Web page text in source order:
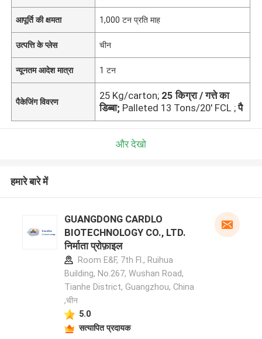
आपूर्ति की क्षमता 1,000 टन प्रति माह
उत्पत्ति के प्लेस चीन
न्यूनतम आदेश मात्रा 1 टन
पैकेजिंग विवरण
25 Kg/carton; 25 किग्रा / गत्ते का
डिब्बा; Palleted 13 Tons/20' FCL ; पै
और देखो
हमारे बारे में
GUANGDONG CARDLO
BIOTECHNOLOGY CO., LTD.
निर्माता प्रोफ़ाइल
Room E&F, 7th Fl., Ruihua
Building, No.267, Wushan Road,
Tianhe District, Guangzhou, China
,चीन
5.0
सत्यापित प्रदायक